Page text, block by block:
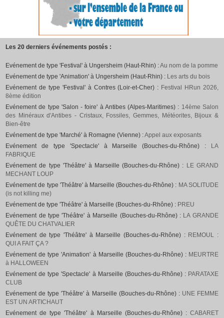
Les 20 derniers événements postés :
Evénement de type 'Festival' à Ungersheim (Haut-Rhin) :Au nom de la pomme
Evénement de type 'Animation' à Ungersheim (Haut-Rhin) : Les arts du bois
Evénement de type 'Festival' à Contres (Loir-et-Cher) : Festival HRun 2026,
8ème édition
Evénement de type 'Salon - foire' à Antibes (Alpes-Maritimes) : 14ème Salon
des Minéraux d'Antibes - Cristaux, Fossiles, Gemmes, Météorites, Bijoux &
Bien-être
Evénement de type 'Marché' à Romagne (Vienne) :Appel aux exposants
Evénement de type 'Spectacle' à Marseille (Bouches-du-Rhône) :
LA
FABRIQUE
Evénement de type 'Théâtre' à Marseille (Bouches-du-Rhône) : LE GRAND
MECHANT LOUP
Evénement de type 'Théâtre' à Marseille (Bouches-du-Rhône) : MA SOLITUDE
(is not killing me)
Evénement de type 'Théâtre' à Marseille (Bouches-du-Rhône) : PREU
Evénement de type 'Théâtre' à Marseille (Bouches-du-Rhône) : LA GRANDE
QUÊTE DU CHATVALIER
Evénement de type 'Théâtre' à Marseille (Bouches-du-Rhône) : REMOUL :
QUI A FAIT ÇA ?
Evénement de type 'Animation' à Marseille (Bouches-du-Rhône) : MEURTRE
à HALLOWEEN
Evénement de type 'Spectacle' à Marseille (Bouches-du-Rhône) : PARATAXE
CLUB
Evénement de type 'Théâtre' à Marseille (Bouches-du-Rhône) : UNE FEMME
EST UN ARTICHAUT
Evénement de type 'Théâtre' à Marseille (Bouches-du-Rhône) : CABARET